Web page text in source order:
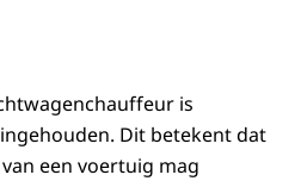
is
Dit betekent dat
een voertuig mag